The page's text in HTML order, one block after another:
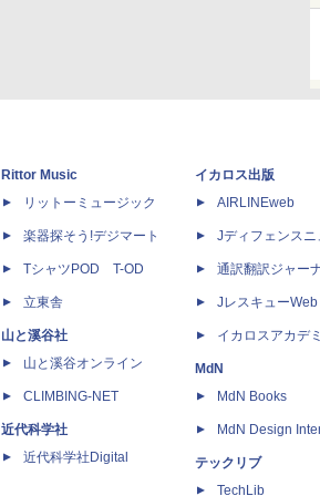
Rittor Music
リットーミュージック
楽器探そう!デジマート
TシャツPOD T-OD
立東舎
山と溪谷社
山と溪谷オンライン
CLIMBING-NET
近代科学社
近代科学社Digital
イカロス出版
AIRLINEweb
Jディフェンスニ
通訳翻訳ジャー
JレスキューWeb
イカロスアカデ
MdN
MdN Books
MdN Design
テックリブ
TechLib